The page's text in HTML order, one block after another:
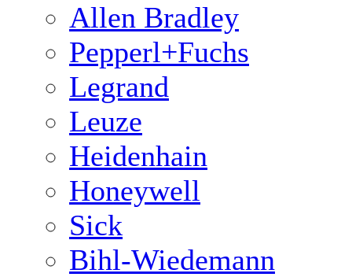
Allen Bradley
Pepperl+Fuchs
Legrand
Leuze
Heidenhain
Honeywell
Sick
Bihl-Wiedemann